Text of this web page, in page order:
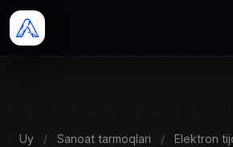
Uy / Sanoat tarmoqlari / Elektron